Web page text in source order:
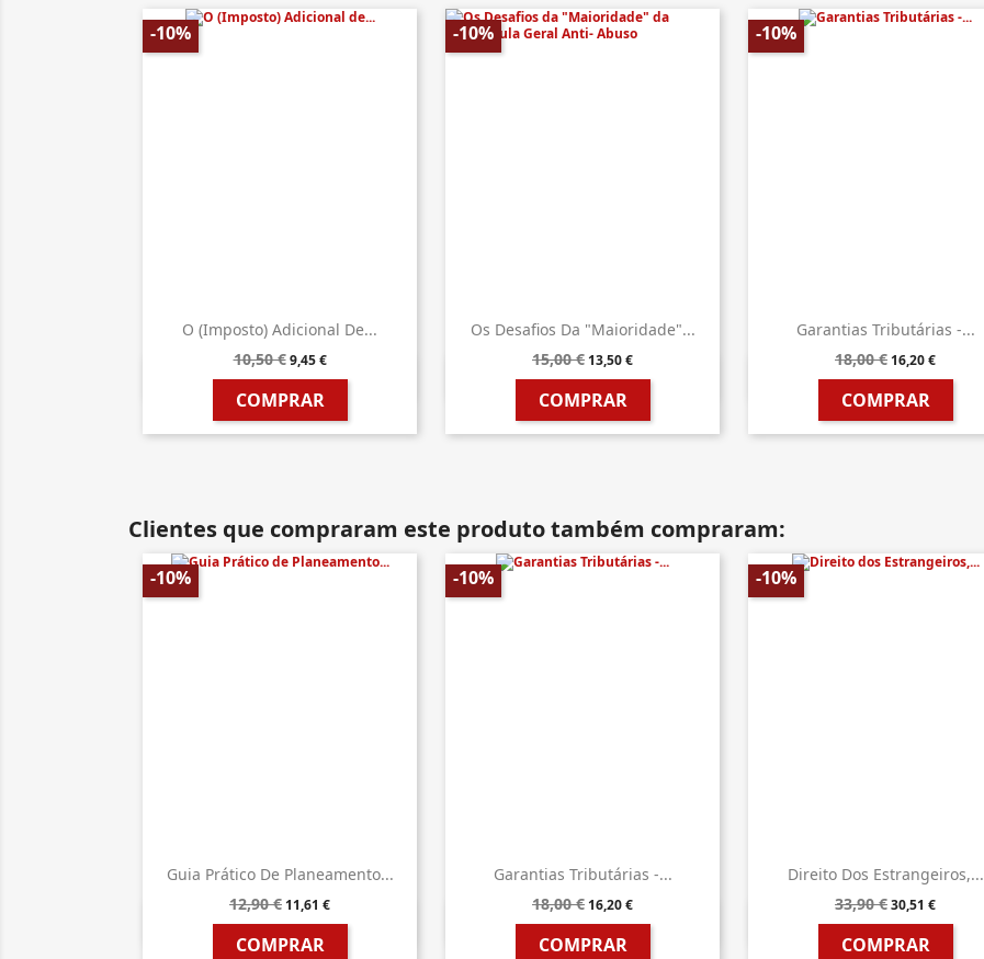
O (Imposto) Adicional De...
10,50 € 9,45 €
COMPRAR
-10%
 Vista rápida
Os Desafios Da "Maioridade"...
15,00 € 13,50 €
COMPRAR
-10%
 Vista rápida
Garantias Tributárias -...
18,00 € 16,20 €
COMPRAR
-10%
 Vista rápida
Clientes que compraram este produto também compraram:
Guia Prático De Planeamento...
12,90 € 11,61 €
COMPRAR
-10%
 Vista rápida
Garantias Tributárias -...
18,00 € 16,20 €
COMPRAR
-10%
 Vista rápida
Direito Dos Estrangeiros,...
33,90 €30,51 €
COMPRAR
-10%
 Vista rápida